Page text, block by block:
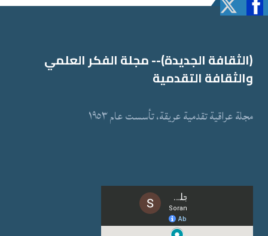
(الثقافة الجدیدة)-- مجلة الفكر العلمي
والثقافة التقدمیة
مجلة عراقیة تقدمیة عریقة، تأسست عام ١٩٥٣